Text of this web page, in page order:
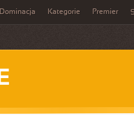
Dominacja Kategorie Premier